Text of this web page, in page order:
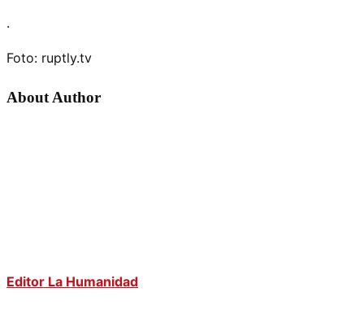
.
Foto: ruptly.tv
About Author
Editor La Humanidad